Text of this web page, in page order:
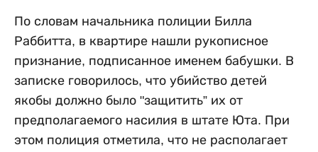
По словам начальника полиции Билла
Раббитта, в квартире нашли рукописное
признание, подписанное именем бабушки. В
записке говорилось, что убийство детей
якобы должно было "защитить” их от
предполагаемого насилия в штате Юта. При
этом полиция отметила, что не располагает